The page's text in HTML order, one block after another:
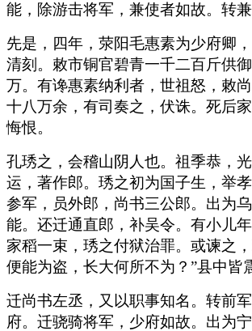
能，除游击将军，兼使者如故。转兼
先是，四年，荥阳毛惠素为少府卿
清刻。敕市铜官碧青一千二百斤供
万。有谗惠素纳利者，世祖怒，敕
十八万余，有司奏之，伏诛。死后
悔恨。
孔琇之，会稽山阴人也。祖季恭，
运，著作郎。琇之初为国子生，举
参军，员外郎，尚书三公郎。出为
能。还迁通直郎，补吴令。有小儿
家稻一束，琇之付狱治罪。或谏之
便能为盗，长大何所不为？”县中皆
迁尚书左丞，又以职事知名。转前
府。迁骁骑将军，少府如故。出为